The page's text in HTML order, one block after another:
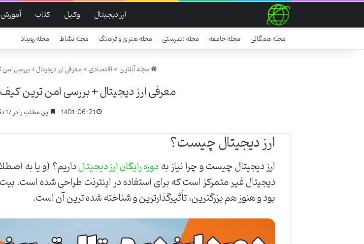
ارز دیجیتال وکیل کتاب آموزش
مجله همگانی مجله جامعه مجله تندرستی مجله هنری و فرهنگ مجله نشاط مجله رویداد
مجله آنلاین>اقتصادی>معرفی ارز دیجیتال + بررسی امن
معرفی ارز دیجیتال + بررسی امن ترین کیف
1401-06-21 این مطلب را در 17 دقیقه می خوانید
ارز دیجیتال چیست؟
ارز دیجیتال چیست و چرا نیاز بهدوره رایگان ارز دیجیتالداریم؟ (و یا به
بود و هنوز هم بزرگترین، تأثیرگذارترین و شناخته شده ترین آن است.